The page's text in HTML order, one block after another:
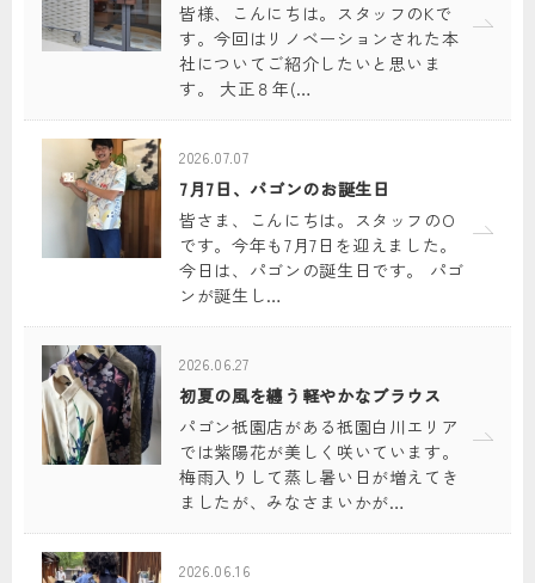
皆様、こんにちは。スタッフのKで
す。今回はリノベーションされた本
社についてご紹介したいと思いま
す。 大正８年(…
2026.07.07
7月7日、パゴンのお誕生日
皆さま、こんにちは。スタッフのO
です。今年も7月7日を迎えました。
今日は、パゴンの誕生日です。 パゴ
ンが誕生し…
2026.06.27
初夏の風を纏う軽やかなブラウス
パゴン祇園店がある祇園白川エリア
では紫陽花が美しく咲いています。
梅雨入りして蒸し暑い日が増えてき
ましたが、みなさまいかが…
2026.06.16